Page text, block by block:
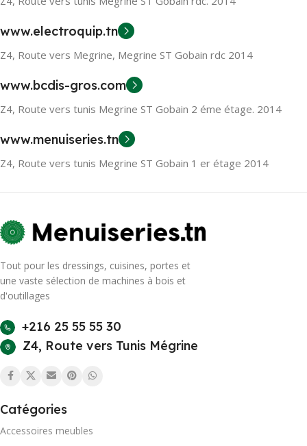
www.electroquip.tn
Z4, Route vers Megrine, Megrine ST Gobain rdc 2014
www.bcdis-gros.com
Z4, Route vers tunis Megrine ST Gobain 2 éme étage. 2014
www.menuiseries.tn
Z4, Route vers tunis Megrine ST Gobain 1 er étage 2014
Tout pour les dressings, cuisines, portes et
une vaste sélection de machines à bois et
d'outillages
+216 25 55 55 30
Z4, Route vers Tunis Mégrine
Catégories
Accessoires meubles